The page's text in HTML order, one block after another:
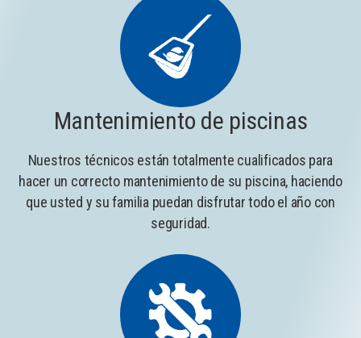
Mantenimiento de piscinas
Nuestros técnicos están totalmente cualificados para
hacer un correcto mantenimiento de su piscina, haciendo
que usted y su familia puedan disfrutar todo el año con
seguridad.